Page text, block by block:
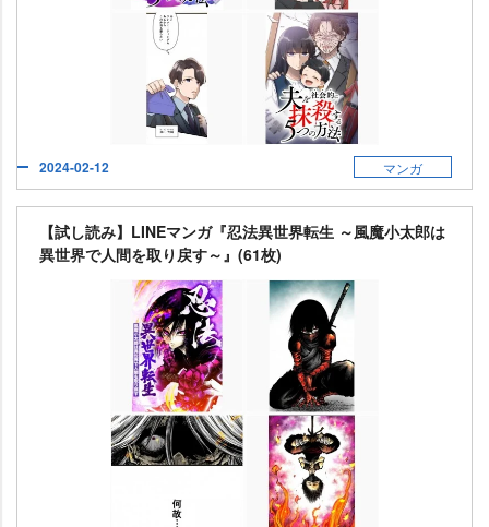
2024-02-12 マンガ
【試し読み】LINEマンガ『忍法異世界転生 ～風魔小太郎は
異世界で人間を取り戻す～』(61枚)